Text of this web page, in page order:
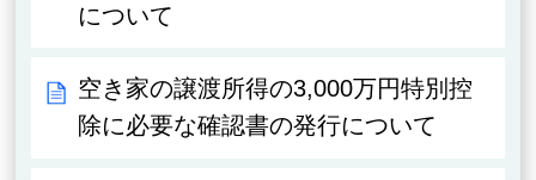
について
空き家の譲渡所得の3,000万円特別控
除に必要な確認書の発行について